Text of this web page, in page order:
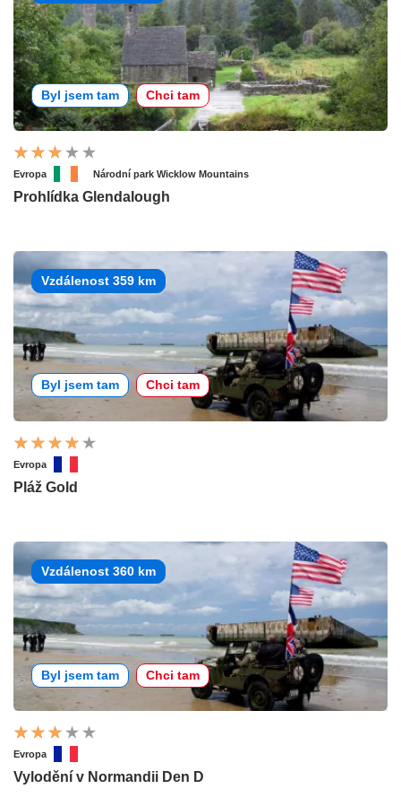
Byl jsem tam Chci tam
Evropa Národní park Wicklow Mountains
Prohlídka Glendalough
Vzdálenost 359 km
Byl jsem tam Chci tam
Evropa
Pláž Gold
Vzdálenost 360 km
Byl jsem tam Chci tam
Evropa
Vylodění v Normandii Den D